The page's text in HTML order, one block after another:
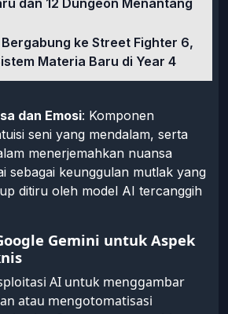
dan 12 Dungeon Menantang
ke Street Fighter 6,
Materia Baru di Year 4
dan Emosi: Komponen
seni yang mendalam, serta
menerjemahkan nuansa
sebagai keunggulan mutlak yang
ditiru oleh model AI tercanggih
Gemini untuk Aspek
AI untuk menggambar
atau mengotomatisasi